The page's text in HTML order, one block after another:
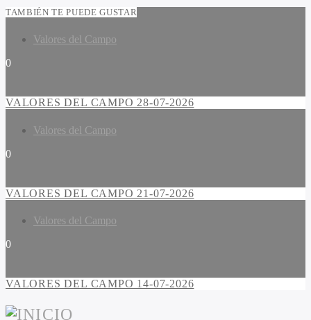
TAMBIÉN TE PUEDE GUSTAR
Valores del Campo
0
VALORES DEL CAMPO 28-07-2026
Valores del Campo
0
VALORES DEL CAMPO 21-07-2026
Valores del Campo
0
VALORES DEL CAMPO 14-07-2026